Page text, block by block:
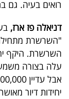
רואים בעיה. גם
דניאלה פז ארז,
"השרשרת מתחילה
השרשרת. היקף
עלה בצורה
יחידות דיור